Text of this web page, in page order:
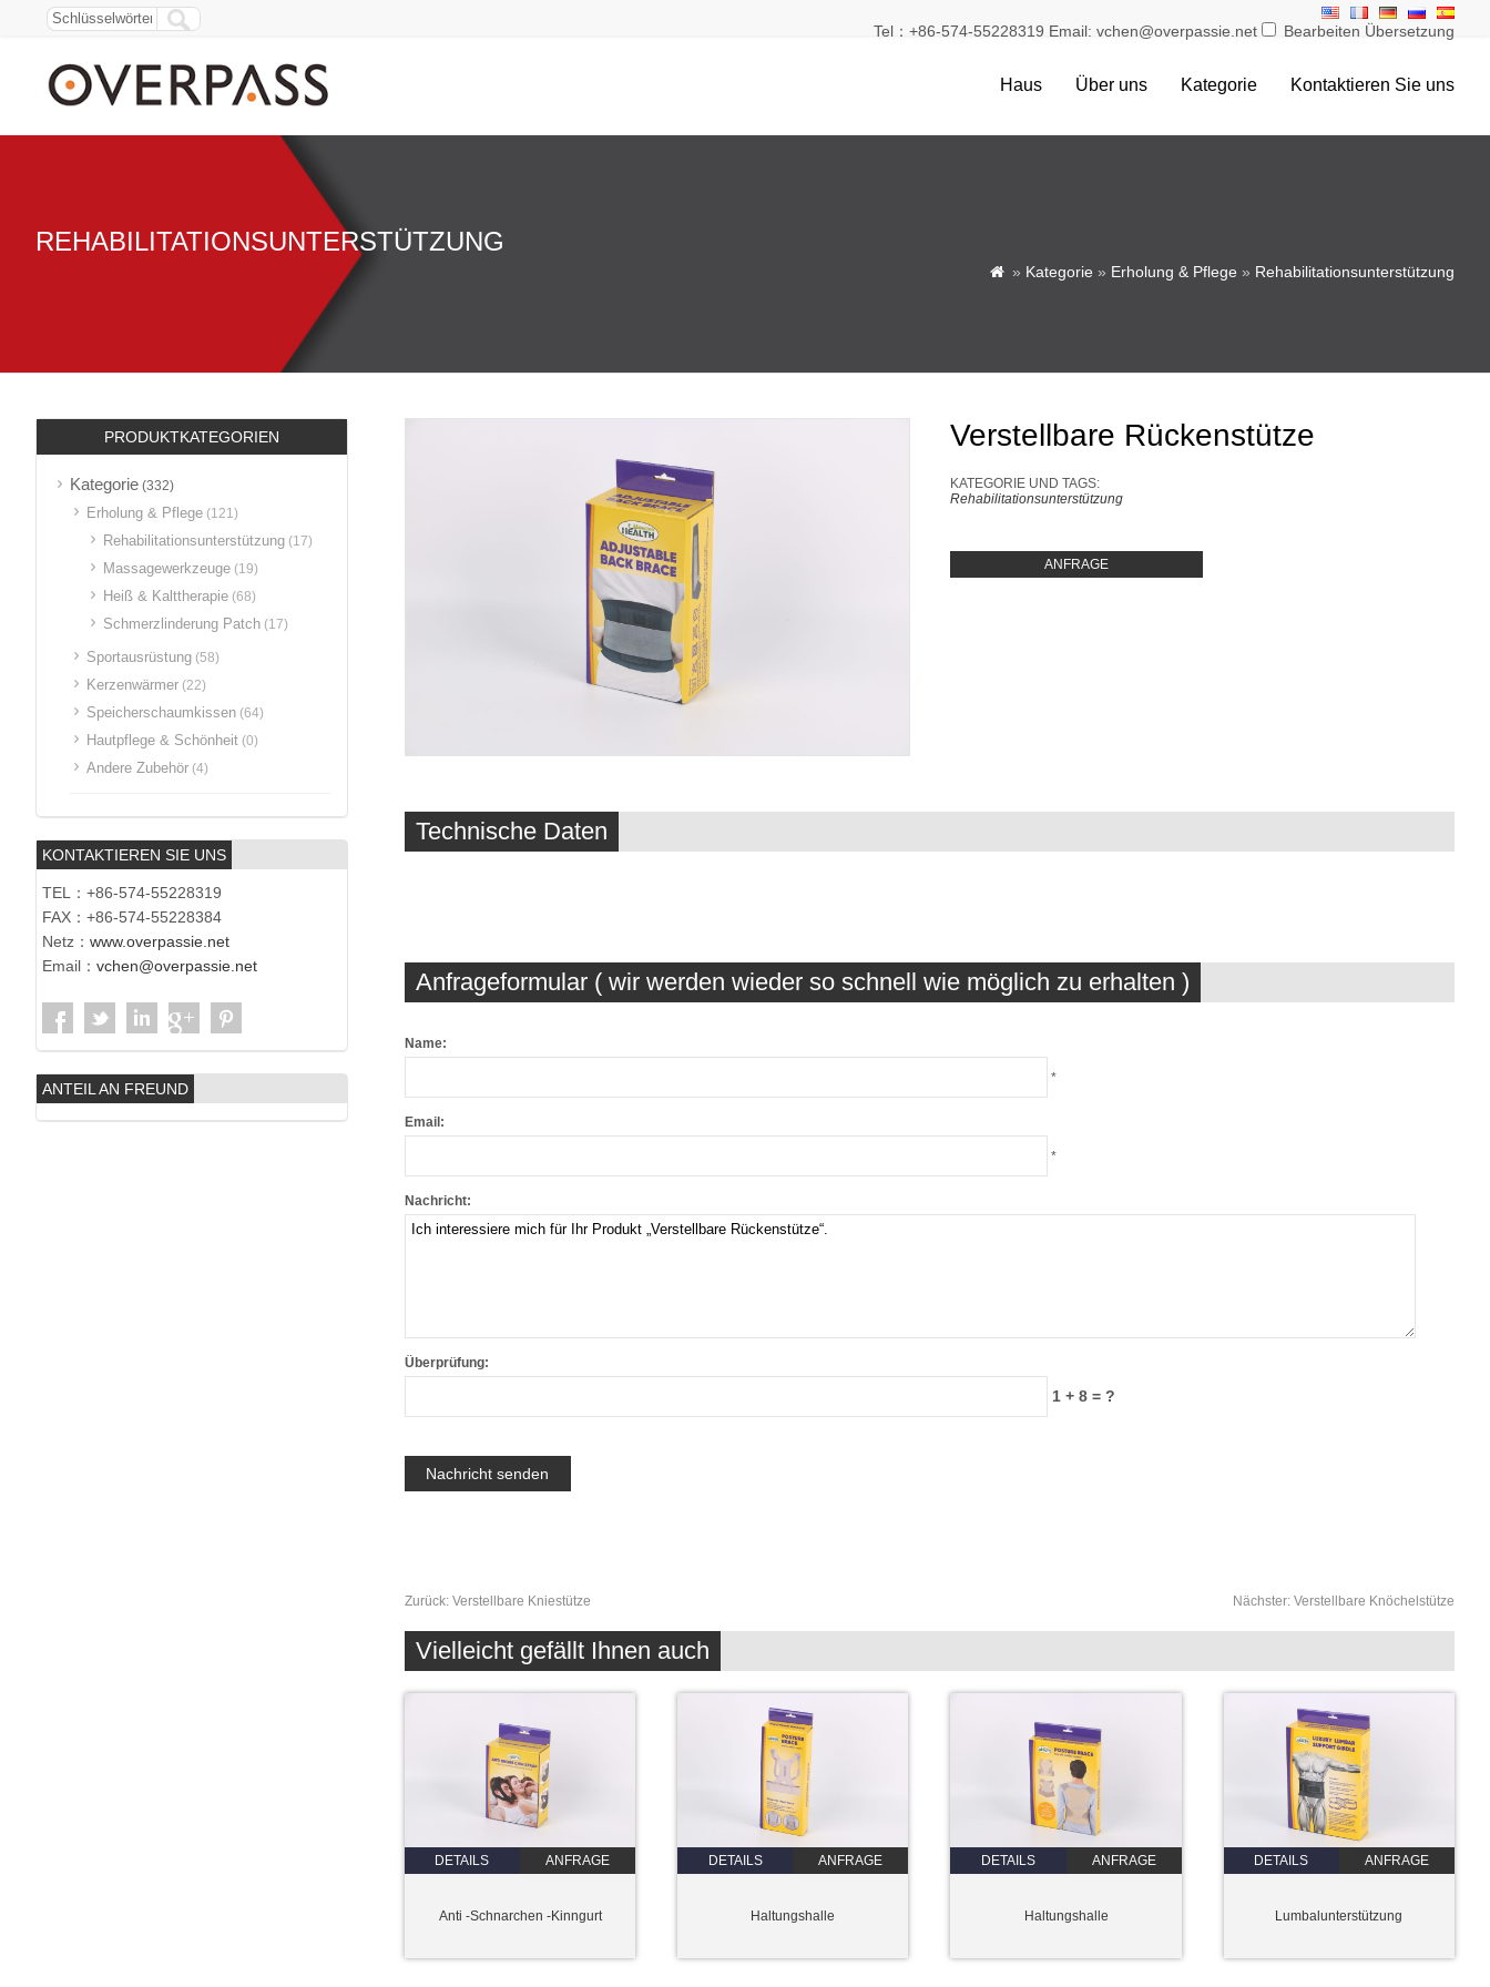
Tel：+86-574-55228319 Email: vchen@overpassie.net Bearbeiten Übersetzung
Haus Über uns Kategorie Kontaktieren Sie uns
REHABILITATIONSUNTERSTÜTZUNG
 » Kategorie » Erholung & Pflege » Rehabilitationsunterstützung
Verstellbare Rückenstütze
KATEGORIE UND TAGS:
Rehabilitationsunterstützung
ANFRAGE
Technische Daten
Anfrageformular ( wir werden wieder so schnell wie möglich zu erhalten )
Name:
*
Email:
*
Nachricht:
Überprüfung:
1 + 8 = ?
Zurück: Verstellbare Kniestütze Nächster: Verstellbare Knöchelstütze
Vielleicht gefällt Ihnen auch
DETAILS ANFRAGE
Anti -Schnarchen -Kinngurt
DETAILS ANFRAGE
Haltungshalle
DETAILS ANFRAGE
Haltungshalle
DETAILS ANFRAGE
Lumbalunterstützung
PRODUKTKATEGORIEN
Kategorie (332)
Erholung & Pflege (121)
Rehabilitationsunterstützung (17)
Massagewerkzeuge (19)
Heiß & Kalttherapie (68)
Schmerzlinderung Patch (17)
Sportausrüstung (58)
Kerzenwärmer (22)
Speicherschaumkissen (64)
Hautpflege & Schönheit (0)
Andere Zubehör (4)
KONTAKTIEREN SIE UNS
TEL：+86-574-55228319
FAX：+86-574-55228384
Netz： www.overpassie.net
Email： vchen@overpassie.net
ANTEIL AN FREUND